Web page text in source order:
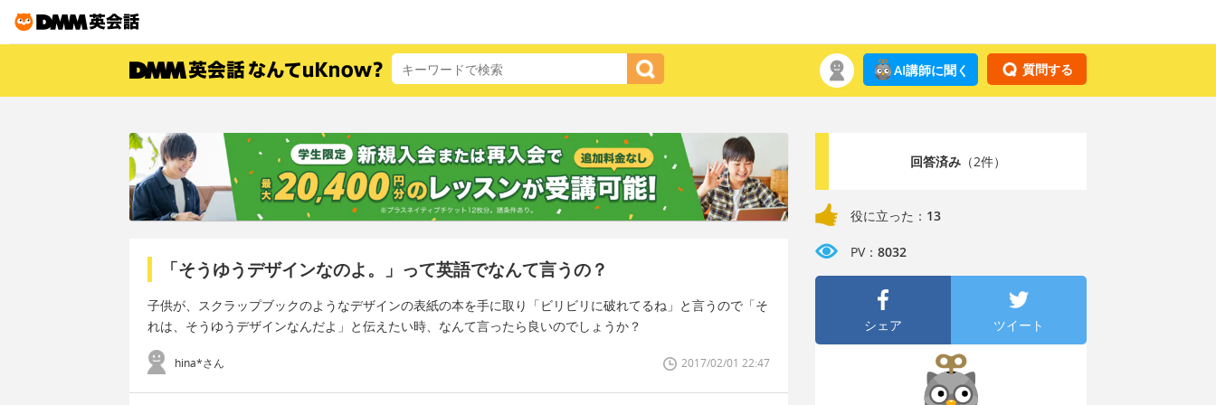
質問する
AI講師に聞く
「そうゆうデザインなのよ。」って英語でなんて言うの？
子供が、スクラップブックのようなデザインの表紙の本を手に取り「ビリビリに破れてるね」と言うので「そ
れは、そうゆうデザインなんだよ」と伝えたい時、なんて言ったら良いのでしょうか？
hina*さん 2017/02/01 22:47
回答済み（2件）
役に立った： 13
PV： 8032
シェア ツイート